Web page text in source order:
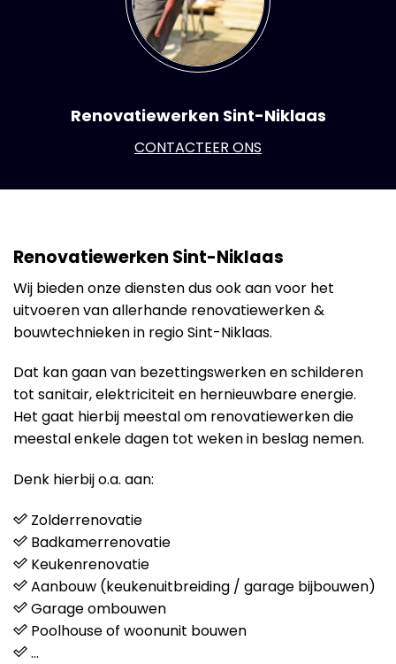
Renovatiewerken Sint-Niklaas
CONTACTEER ONS
Renovatiewerken Sint-Niklaas
Wij bieden onze diensten dus ook aan voor het
uitvoeren van allerhande renovatiewerken &
bouwtechnieken in regio Sint-Niklaas.
Dat kan gaan van bezettingswerken en schilderen
tot sanitair, elektriciteit en hernieuwbare energie.
Het gaat hierbij meestal om renovatiewerken die
meestal enkele dagen tot weken in beslag nemen.
Denk hierbij o.a. aan:
Zolderrenovatie
Badkamerrenovatie
Keukenrenovatie
Aanbouw (keukenuitbreiding / garage bijbouwen)
Garage ombouwen
Poolhouse of woonunit bouwen
…